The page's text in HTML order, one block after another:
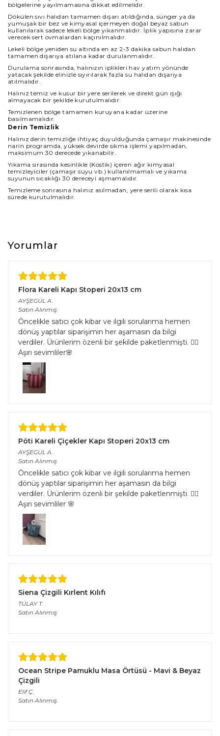
bölgelerine yayılmamasına dikkat edilmelidir.
Dökülen sıvı halıdan tamamen dışarı atıldığında, sünger ya da
yumuşak bir bez ve kimyasal içermeyen doğal beyaz sabun
kullanılarak sadece lekeli bölge yıkanmalıdır. İplik yapısına zarar
verecek sert ovmalardan kaçınılmalıdır.
Lekeli bölge yeniden su altında en az 2-3 dakika sabun halıdan
tamamen dışarıya atılana kadar durulanmalıdır.
Durulama sonrasında, halınızın iplikleri hav yatım yönünde
yatacak şekilde elinizle sıyırılarak fazla su halıdan dışarıya
atılmalıdır.
Halınız temiz ve kusur bir yere serilerek ve direkt gün ışığı
almayacak bir şekilde kurutulmalıdır.
Temizlenen bölge tamamen kuruyana kadar üzerine
basılmamalıdır.
Derin Temizlik
Halınız derin temizliğe ihtiyaç duyulduğunda çamaşır makinesinde
narin programda, yüksek devirde sıkma işlemi yapılmadan,
maksimum 30 derecede yıkanabilir.
Yıkama sırasında kesinlikle (Kostik) içeren ağır kimyasal
temizleyiciler (çamaşır suyu vb.) kullanılmamalı ve yıkama
suyunun sıcaklığı 30 dereceyi aşmamalıdır.
Temizleme sonrasına halınız asılmadan, yere serili olarak kısa
sürede kurutulmalıdır.
Yorumlar
Flora Kareli Kapı Stoperi 20x13 cm
AYŞEGÜL A.
Satın Alınmış
Öncelikle satıcı çok kibar ve ilgili sorularıma hemen
dönüş yaptılar siparişimin her aşamasın da bilgi
verdiler. Ürünlerim özenli bir şekilde paketlenmişti. 👌🏻
Aşırı sevimliler🌸
Pöti Kareli Çiçekler Kapı Stoperi 20x13 cm
AYŞEGÜL A.
Satın Alınmış
Öncelikle satıcı çok kibar ve ilgili sorularıma hemen
dönüş yaptılar siparişimin her aşamasın da bilgi
verdiler. Ürünlerim özenli bir şekilde paketlenmişti. 👌🏻
Aşırı sevimliler 🌸
Siena Çizgili Kırlent Kılıfı
TÜLAY T.
Satın Alınmış
Ocean Stripe Pamuklu Masa Örtüsü - Mavi & Beyaz
Çizgili
Elif Ç.
Satın Alınmış